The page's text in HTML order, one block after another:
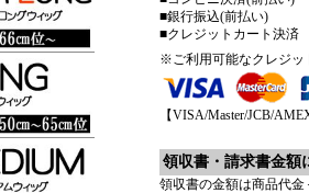
■銀行振込(前払い)
■クレジットカート決済
※ご利用可能なクレジッ
【VISA/Master/JCB/
領収書・請求書金額
領収書の金額は商品代金